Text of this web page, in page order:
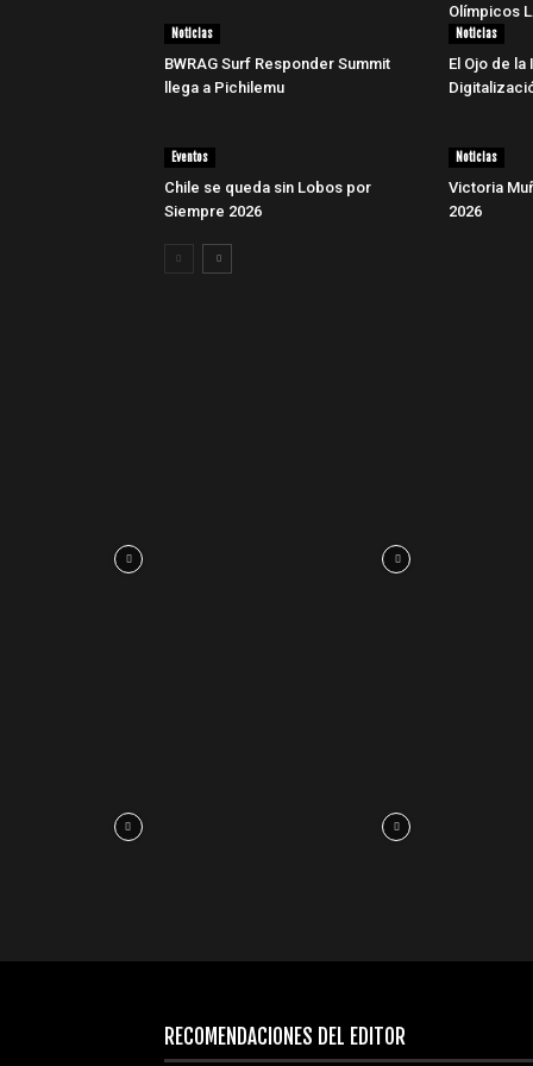
Olímpicos
Noticias
BWRAG Surf Responder Summit
llega a Pichilemu
Noticias
El Ojo de la
Eventos
Chile se queda sin Lobos por
Siempre 2026
Noticias
Victoria
2026
RECOMENDACIONES DEL EDITOR